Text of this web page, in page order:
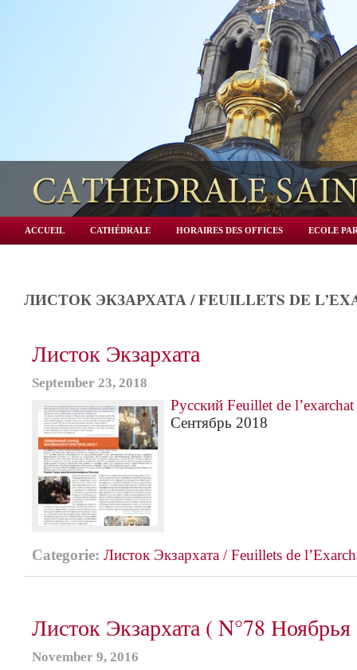
ACCUEIL CATHÉDRALE HORAIRES DES OFFICES ECOLE
ЛИСТОК ЭКЗАРХАТА / FEUILLETS DE
Листок Экзархата
September 23, 2018
Русский Feuillet de
Сентябрь 2018
Categorie: Листок Экзархата / Feuillets de
Листок Экзархата ( N°78
November 9, 2016